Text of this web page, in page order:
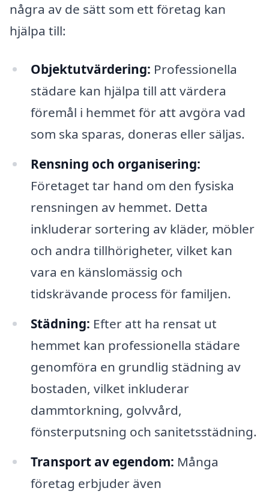
några av de sätt som ett företag kan
hjälpa till:
Objektutvärdering: Professionella
städare kan hjälpa till att värdera
föremål i hemmet för att avgöra vad
som ska sparas, doneras eller säljas.
Rensning och organisering:
Företaget tar hand om den fysiska
rensningen av hemmet. Detta
inkluderar sortering av kläder, möbler
och andra tillhörigheter, vilket kan
vara en känslomässig och
tidskrävande process för familjen.
Städning: Efter att ha rensat ut
hemmet kan professionella städare
genomföra en grundlig städning av
bostaden, vilket inkluderar
dammtorkning, golvvård,
fönsterputsning och sanitetsstädning.
Transport av egendom: Många
företag erbjuder även